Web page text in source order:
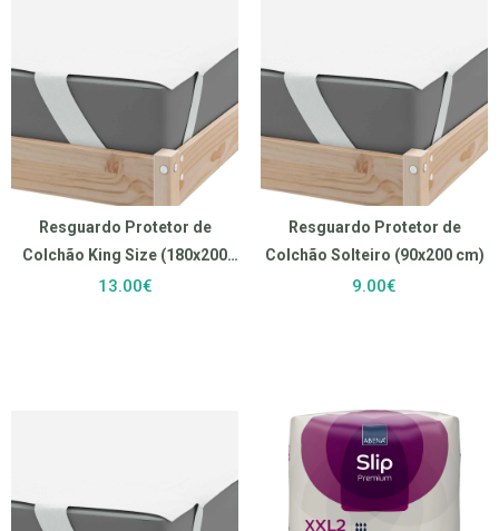
Resguardo Protetor de
Colchão King Size (180x200
cm)
13.00€
Resguardo Protetor de
Colchão Solteiro (90x200 cm)
9.00€